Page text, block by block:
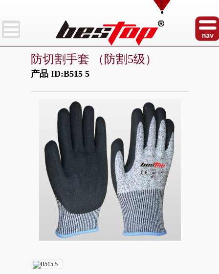
防切割手套 （防割5级）
产品 ID:B515 5